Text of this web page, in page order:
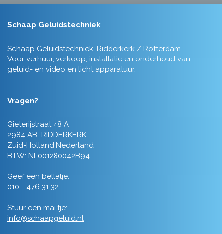
Schaap Geluidstechniek
Schaap Geluidstechniek, Ridderkerk / Rotterdam.
Voor verhuur, verkoop, installatie en onderhoud van
geluid- en video en licht apparatuur.
Vragen?
Gieterijstraat 48 A
2984 AB RIDDERKERK
Zuid-Holland Nederland
BTW: NL001280042B94
Geef een belletje:
010 - 476 31 32
Stuur een mailtje:
info@schaapgeluid.nl